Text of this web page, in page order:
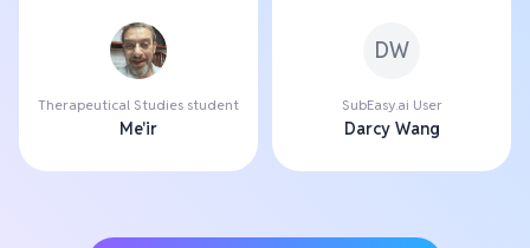
Therapeutical Studies student
Me'ir
DW
SubEasy.ai User
Darcy Wang